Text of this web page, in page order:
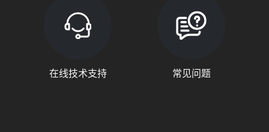
在线技术支持 常见问题